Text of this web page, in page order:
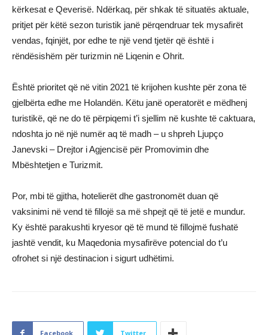
kërkesat e Qeverisë. Ndërkaq, për shkak të situatës aktuale,
pritjet për këtë sezon turistik janë përqendruar tek mysafirët
vendas, fqinjët, por edhe te një vend tjetër që është i
rëndësishëm për turizmin në Liqenin e Ohrit.
Është prioritet që në vitin 2021 të krijohen kushte për zona të
gjelbërta edhe me Holandën. Këtu janë operatorët e mëdhenj
turistikë, që ne do të përpiqemi t’i sjellim në kushte të caktuara,
ndoshta jo në një numër aq të madh – u shpreh Ljupço
Janevski – Drejtor i Agjencisë për Promovimin dhe
Mbështetjen e Turizmit.
Por, mbi të gjitha, hotelierët dhe gastronomët duan që
vaksinimi në vend të fillojë sa më shpejt që të jetë e mundur.
Ky është parakushti kryesor që të mund të fillojmë fushatë
jashtë vendit, ku Maqedonia mysafirëve potencial do t’u
ofrohet si një destinacion i sigurt udhëtimi.
Facebook Twitter